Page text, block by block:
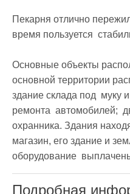
Пекарня отлично
время пользуется
Основные объекты
основной территории
здание склада под  муку
ремонта  автомобилей;
охранника. Здания
магазин, его здание и
оборудование
Подробная